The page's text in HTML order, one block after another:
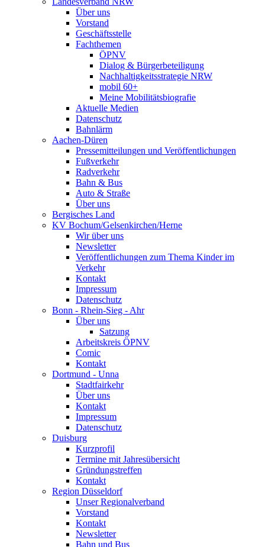
Über uns
Vorstand
Geschäftsstelle
Fachthemen
ÖPNV
Dialog & Bürgerbeteiligung
Nachhaltigkeitsstrategie NRW
mobil 60+
Meine Mobilitätsbiografie
Aktuelle Medien
Datenschutz
Bahnlärm
Aachen-Düren
Pressemitteilungen und Veröffentlichungen
Fußverkehr
Radverkehr
Bahn & Bus
Auto & Straße
Über uns
Bergisches Land
KV Bochum/Gelsenkirchen/Herne
Wir über uns
Newsletter
Veröffentlichungen zum Thema Kinder im
Verkehr
Kontakt
Impressum
Datenschutz
Bonn - Rhein-Sieg - Ahr
Über uns
Satzung
Arbeitskreis ÖPNV
Comic
Kontakt
Dortmund - Unna
Stadtfairkehr
Über uns
Kontakt
Impressum
Datenschutz
Duisburg
Kurzprofil
Termine mit Jahresübersicht
Gründungstreffen
Kontakt
Region Düsseldorf
Unser Regionalverband
Vorstand
Kontakt
Newsletter
Bahn und Bus